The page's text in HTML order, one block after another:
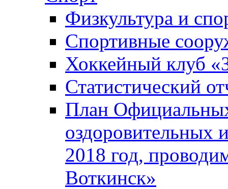
Физкультура и
Спортивные
Хоккейный клуб
Статистический
План
оздоровительных
2018 год,
Воткинск»